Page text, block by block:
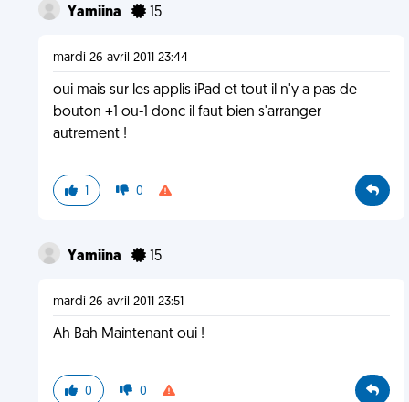
Yamiina 15
mardi 26 avril 2011 23:44
oui mais sur les applis iPad et tout il n'y a pas de
bouton +1 ou-1 donc il faut bien s'arranger
autrement !
1 0
Yamiina 15
mardi 26 avril 2011 23:51
Ah Bah Maintenant oui !
0 0